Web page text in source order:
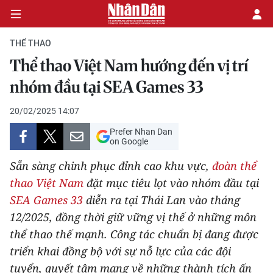
CHÍNH TRỊ
KINH TẾ
VĂN HÓA
XÃ HỘI
PHÁP LUẬT
DU LỊCH
THẾ GIỚI
THỂ THAO
Thể thao Việt Nam hướng đến vị trí
nhóm đầu tại SEA Games 33
20/02/2025 14:07
Prefer Nhan Dan
on Google
Sẵn sàng chinh phục đỉnh cao khu vực, đoàn thể
thao Việt Nam đặt mục tiêu lọt vào nhóm đầu tại
SEA Games 33 diễn ra tại Thái Lan vào tháng
12/2025, đồng thời giữ vững vị thế ở những môn
thể thao thế mạnh. Công tác chuẩn bị đang được
triển khai đồng bộ với sự nỗ lực của các đội
tuyển, quyết tâm mang về những thành tích ấn